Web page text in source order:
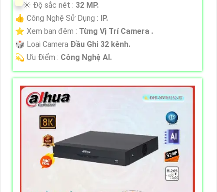
☀️ Độ sắc nét : 32 MP.
👍 Công Nghệ Sử Dụng :
IP.
⭐ Xem ban đêm : Từng Vị Trí Camera .
🎲 Loại Camera Đầu Ghi 32 kênh.
️💫 Ưu Điểm : Công Nghệ AI.